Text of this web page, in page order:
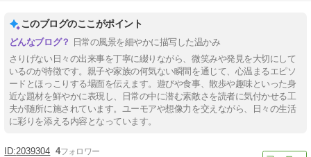
このブログのここがポイント
日常の風景を細やかに描写した温かみ
さりげない日々の出来事を丁寧に綴りながら、微笑みや発見を大切にして
いるのが特徴です。親子や家族の何気ない瞬間を通じて、心温まるエピソ
ードとほっこりする場面を伝えます。遊びや食事、散歩や趣味といった身
近な題材を鮮やかに表現し、日常の中に潜む素敵さを読者に気付かせる工
夫が随所に施されています。ユーモアや想像力を交えながら、日々の生活
に彩りを添える内容となっています。
2039304 4